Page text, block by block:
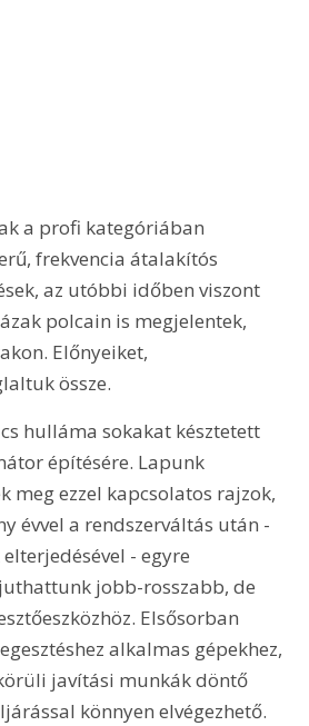
a profi kategóriában
frekvencia átalakítós
az utóbbi időben viszont
polcain is megjelentek,
Előnyeiket,
össze.
hulláma sokakat késztetett
építésére. Lapunk
meg ezzel kapcsolatos rajzok,
évvel a rendszerváltás után -
- egyre
jobb-rosszabb, de
Elsősorban
alkalmas gépekhez,
javítási munkák döntő
könnyen elvégezhető.